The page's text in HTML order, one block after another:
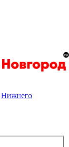
Нижнего